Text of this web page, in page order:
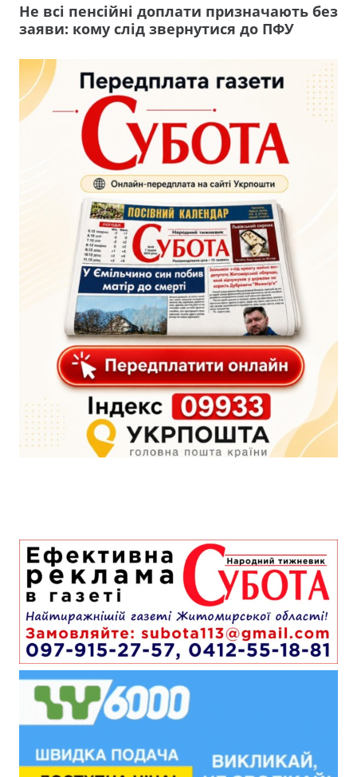
Не всі пенсійні доплати призначають без
заяви: кому слід звернутися до ПФУ